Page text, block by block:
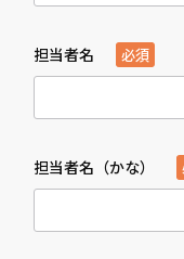
担当者名 必須
担当者名（かな）